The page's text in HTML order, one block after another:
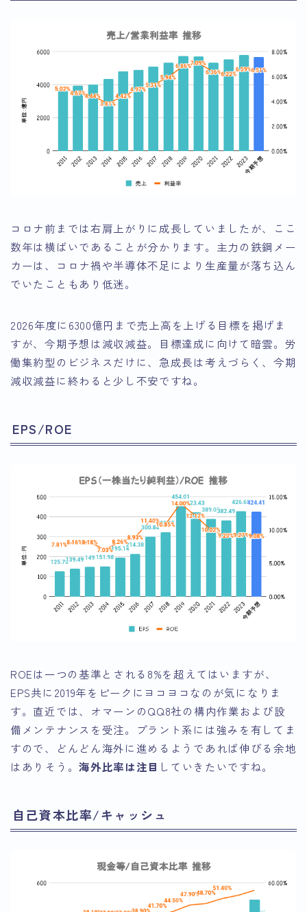
コロナ前までは右肩上がりに成長していましたが、ここ
数年は横ばいであることが分かります。主力の鉄鋼メー
カーは、コロナ禍や半導体不足により生産量が落ち込ん
でいたこともあり低迷。
2026年度に6300億円まで売上高を上げる目標を掲げま
すが、今期予想は減収減益。目標達成に向けて暗雲。労
働集約型のビジネスだけに、急成長は考えづらく、今期
減収減益に終わると少し不安ですね。
EPS/ROE
ROEは一つの基準とされる8%を超えてはいますが、
EPS共に2019年をピークにヨコヨコなのが気になりま
す。直近では、オマーンのQQ8社の構内作業および設
備メンテナンスを受注。プラント系には強みを有してま
すので、どんどん海外に進めるようであれば伸びる余地
はありそう。海外比率は注目 していきたいですね。
自己資本比率/キャッシュ